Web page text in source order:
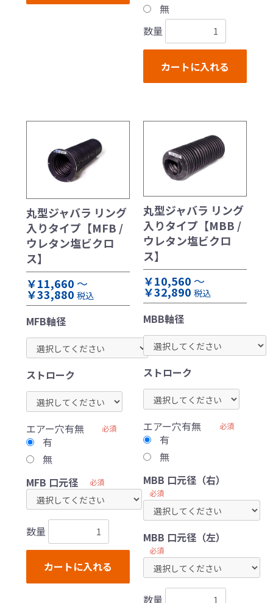
無
数量
カートに入れる
丸型ジャバラ リング
入りタイプ【MFB /
ウレタン塩ビクロ
ス】
￥11,660 ～
￥33,880 税込
MFB軸径
ストローク
エアー穴有無 必須
有
無
MFB 口元径
必須
数量
カートに入れる
丸型ジャバラ リング
入りタイプ【MBB /
ウレタン塩ビクロ
ス】
￥10,560 ～
￥32,890 税込
MBB軸径
ストローク
エアー穴有無 必須
有
無
MBB 口元径（右）
必須
MBB 口元径（左）
必須
数量